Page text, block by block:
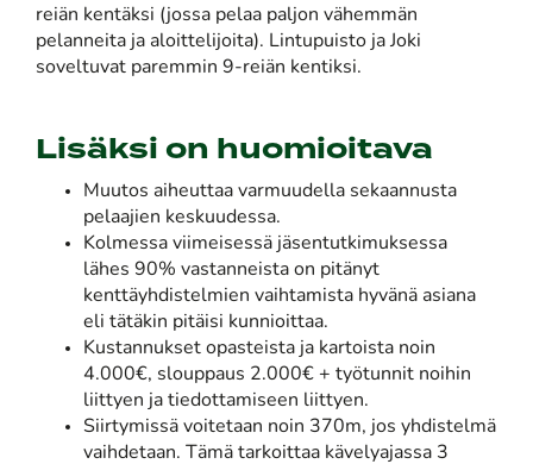
reiän kentäksi (jossa pelaa paljon vähemmän
pelanneita ja aloittelijoita). Lintupuisto ja Joki
soveltuvat paremmin 9-reiän kentiksi.
Lisäksi on huomioitava
Muutos aiheuttaa varmuudella sekaannusta
pelaajien keskuudessa.
Kolmessa viimeisessä jäsentutkimuksessa
lähes 90% vastanneista on pitänyt
kenttäyhdistelmien vaihtamista hyvänä asiana
eli tätäkin pitäisi kunnioittaa.
Kustannukset opasteista ja kartoista noin
4.000€, slouppaus 2.000€ + työtunnit noihin
liittyen ja tiedottamiseen liittyen.
Siirtymissä voitetaan noin 370m, jos yhdistelmä
vaihdetaan. Tämä tarkoittaa kävelyajassa 3